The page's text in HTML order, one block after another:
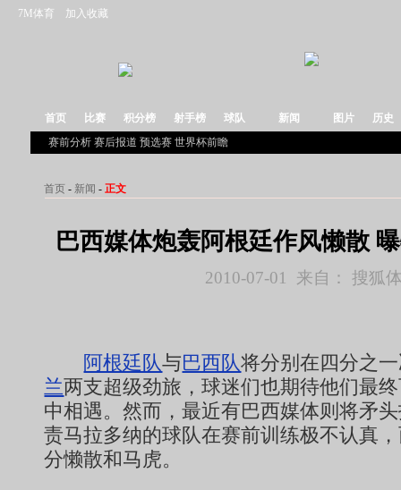
7M体育 加入收藏
首页 比赛 积分榜 射手榜 球队 新闻 图片
历史
赛前分析 赛后报道 预选赛 世界杯前瞻
首页 - 新闻 -正文
巴西媒体炮轰阿根廷作风懒散
2010-07-01 来自： 搜狐
阿根廷队与巴西队将分别在四分之
兰两支超级劲旅，球迷们也期待他们最
中相遇。然而，最近有巴西媒体则将矛
责马拉多纳的球队在赛前训练极不认真
分懒散和马虎。